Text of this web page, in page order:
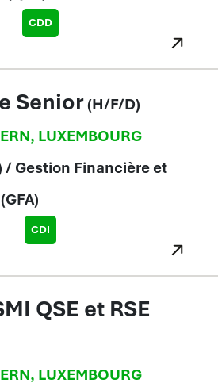
CDD
Senior(H/F/D)
, LUXEMBOURG
/ Gestion Financière et
CDI
QSE et RSE
, LUXEMBOURG